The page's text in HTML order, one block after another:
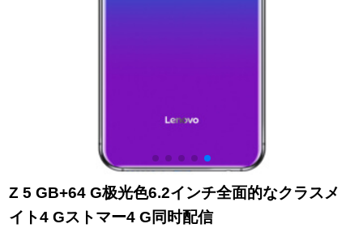
Z 5 GB+64 G极光色6.2インチ全面的なクラスメ
イト4 Gストマー4 G同时配信